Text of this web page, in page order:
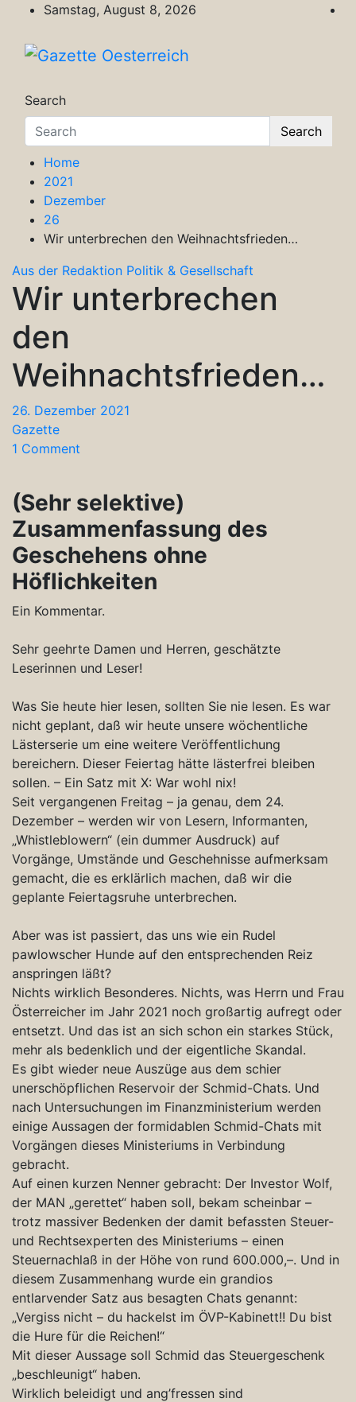
content
Samstag, August 8, 2026
Search
Search
Home
2021
Dezember
26
Wir unterbrechen den Weihnachtsfrieden…
Aus der Redaktion Politik & Gesellschaft
Wir unterbrechen
den
Weihnachtsfrieden…
26. Dezember 2021
Gazette
1 Comment
(Sehr selektive)
Zusammenfassung des
Geschehens ohne
Höflichkeiten
Ein Kommentar.
Sehr geehrte Damen und Herren, geschätzte
Leserinnen und Leser!
Was Sie heute hier lesen, sollten Sie nie lesen. Es war
nicht geplant, daß wir heute unsere wöchentliche
Lästerserie um eine weitere Veröffentlichung
bereichern. Dieser Feiertag hätte lästerfrei bleiben
sollen. – Ein Satz mit X: War wohl nix!
Seit vergangenen Freitag – ja genau, dem 24.
Dezember – werden wir von Lesern, Informanten,
„Whistleblowern“ (ein dummer Ausdruck) auf
Vorgänge, Umstände und Geschehnisse aufmerksam
gemacht, die es erklärlich machen, daß wir die
geplante Feiertagsruhe unterbrechen.
Aber was ist passiert, das uns wie ein Rudel
pawlowscher Hunde auf den entsprechenden Reiz
anspringen läßt?
Nichts wirklich Besonderes. Nichts, was Herrn und Frau
Österreicher im Jahr 2021 noch großartig aufregt oder
entsetzt. Und das ist an sich schon ein starkes Stück,
mehr als bedenklich und der eigentliche Skandal.
Es gibt wieder neue Auszüge aus dem schier
unerschöpflichen Reservoir der Schmid-Chats. Und
nach Untersuchungen im Finanzministerium werden
einige Aussagen der formidablen Schmid-Chats mit
Vorgängen dieses Ministeriums in Verbindung
gebracht.
Auf einen kurzen Nenner gebracht: Der Investor Wolf,
der MAN „gerettet“ haben soll, bekam scheinbar –
trotz massiver Bedenken der damit befassten Steuer-
und Rechtsexperten des Ministeriums – einen
Steuernachlaß in der Höhe von rund 600.000,–. Und in
diesem Zusammenhang wurde ein grandios
entlarvender Satz aus besagten Chats genannt:
„Vergiss nicht – du hackelst im ÖVP-Kabinett!! Du bist
die Hure für die Reichen!“
Mit dieser Aussage soll Schmid das Steuergeschenk
„beschleunigt“ haben.
Wirklich beleidigt und ang’fressen sind